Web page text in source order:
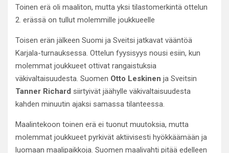
Toinen erä oli maaliton, mutta yksi tilastomerkintä ottelun
2. erässä on tullut molemmille joukkueelle
Toisen erän jälkeen Suomi ja Sveitsi jatkavat vääntöä
Karjala-turnauksessa. Ottelun fyysisyys nousi esiin, kun
molemmat joukkueet ottivat rangaistuksia
väkivaltaisuudesta. Suomen Otto Leskinen ja Sveitsin
Tanner Richard siirtyivät jäähylle väkivaltaisuudesta
kahden minuutin ajaksi samassa tilanteessa.
Maalintekoon toinen erä ei tuonut muutoksia, mutta
molemmat joukkueet pyrkivät aktiivisesti hyökkäämään ja
luomaan maalipaikkoja. Suomen maalivahti pitää edelleen